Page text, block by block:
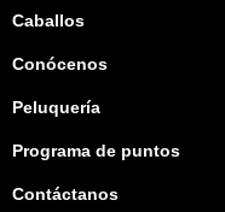
Caballos
Conócenos
Peluquería
Programa de puntos
Contáctanos